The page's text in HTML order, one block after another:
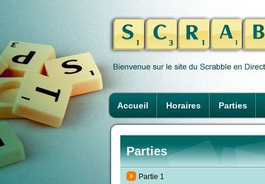
Accueil Horaires Parties
Parties
Partie 1